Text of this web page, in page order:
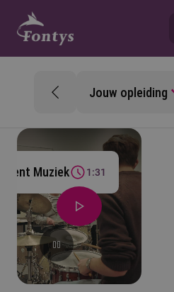
Jouw opleiding
Muziek 1:31